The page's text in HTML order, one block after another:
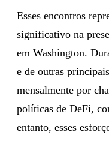
Esses encontros
significativo na
em Washington.
e de outras
mensalmente por
políticas de DeFi,
entanto, esses